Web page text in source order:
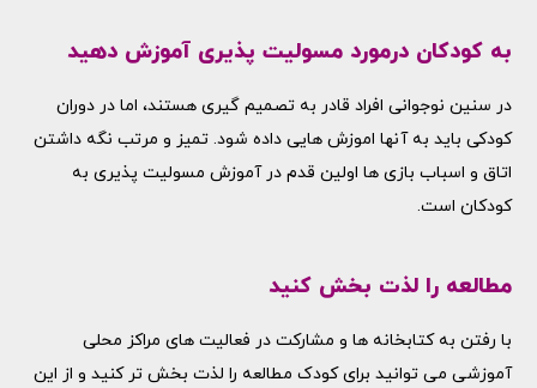
به کودکان درمورد مسولیت پذیری آموزش دهید
در سنین نوجوانی افراد قادر به تصمیم گیری هستند، اما در دوران
کودکی باید به آنها اموزش هایی داده شود. تمیز و مرتب نگه داشتن
اتاق و اسباب بازی ها اولین قدم در آموزش مسولیت پذیری به
کودکان است.
مطالعه را لذت بخش کنید
با رفتن به کتابخانه ها و مشارکت در فعالیت های مراکز محلی
آموزشی می توانید برای کودک مطالعه را لذت بخش تر کنید و از این